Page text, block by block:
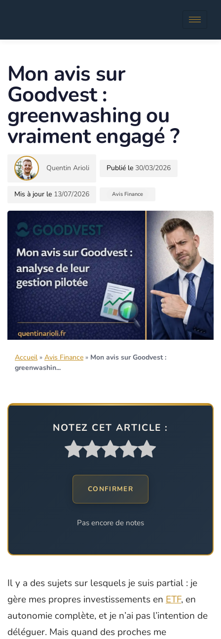
Mon avis sur
Goodvest :
greenwashing ou
vraiment engagé ?
Quentin Arioli 30/03/2026
13/07/2026 Avis Finance
Accueil » Avis Finance » Mon avis sur Goodvest :
greenwashin...
NOTEZ CET ARTICLE :
CONFIRMER
Pas encore de notes
Il y a des sujets sur lesquels je suis partial : je
gère mes propres investissements en ETF, en
autonomie complète, et je n’ai pas l’intention de
déléguer. Mais quand des proches me